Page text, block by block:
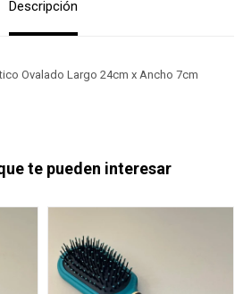
Descripción
Ovalado Largo 24cm x Ancho 7cm
te pueden interesar